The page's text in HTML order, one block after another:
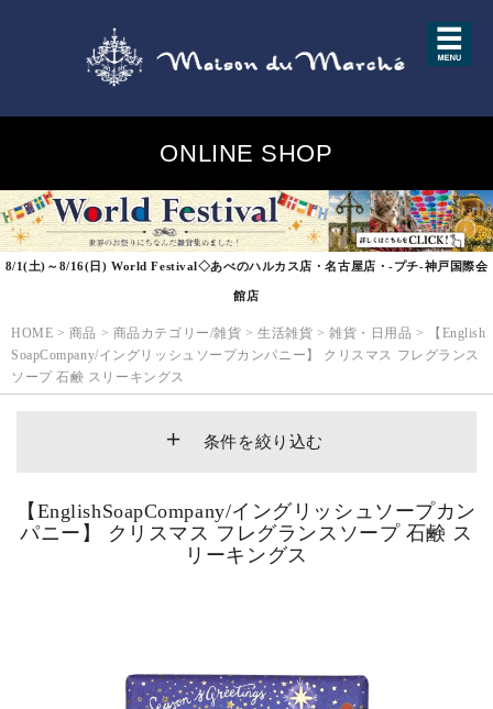
ONLINE SHOP
8/1(土)～8/16(日) World Festival◇あべのハルカス店・名古屋店・-プチ-神戸国際会
館店
HOME > 商品 > 商品カテゴリー/雑貨 >生活雑貨 > 雑貨・日用品 >
【English
SoapCompany/イングリッシュソープカンパニー】 クリスマス フレグランス
ソープ 石鹸 スリーキングス
条件を絞り込む
商品カテゴリー/家具
【EnglishSoapCompany/イングリッシュソープカン
パニー】 クリスマス フレグランスソープ 石鹸 ス
リーキングス